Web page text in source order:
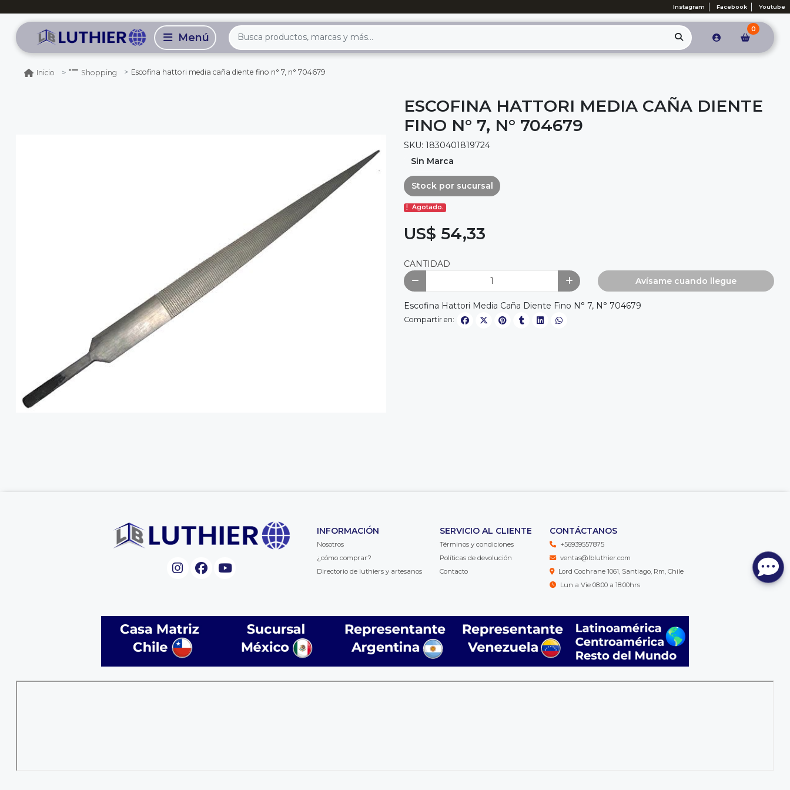
Instagram Facebook Youtube
0
Inicio Shopping Escofina hattori media caña diente fino n° 7, n° 704679
ESCOFINA HATTORI MEDIA CAÑA DIENTE
FINO N° 7, N° 704679
SKU: 1830401819724
Sin Marca
Stock por sucursal
Agotado.
US$ 54,33
CANTIDAD
Avísame cuando llegue
Escofina Hattori Media Caña Diente Fino N° 7, N° 704679
Compartir en:
INFORMACIÓN
Nosotros
¿cómo comprar?
Directorio de luthiers y artesanos
SERVICIO AL CLIENTE
Términos y condiciones
Políticas de devolución
Contacto
CONTÁCTANOS
+56939557875
ventas@lbluthier.com
Lord Cochrane 1061, Santiago, Rm, Chile
Lun a Vie 08:00 a 18:00hrs